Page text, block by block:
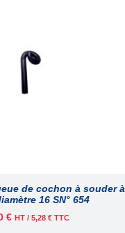
de cochon à souder à
16 SN° 654
€ HT /5,28€ TTC